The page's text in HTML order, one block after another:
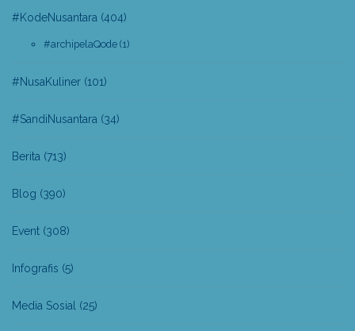
#KodeNusantara (404)
#archipelaQode (1)
#NusaKuliner (101)
#SandiNusantara (34)
Berita (713)
Blog (390)
Event (308)
Infografis (5)
Media Sosial (25)